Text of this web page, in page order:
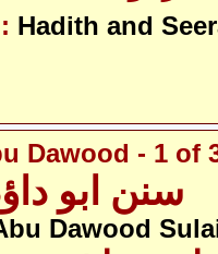
Hadith and
Dawood - 1 of
سنن ابو داؤد -
Dawood